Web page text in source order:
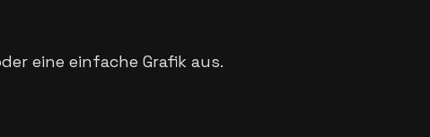
eine einfache Grafik aus.